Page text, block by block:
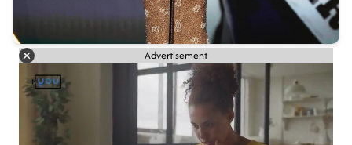
Advertisement